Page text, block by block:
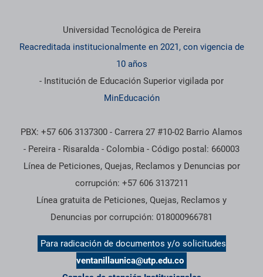
Información institucional
Universidad Tecnológica de Pereira
Reacreditada institucionalmente en 2021, con vigencia de
10 años
- Institución de Educación Superior vigilada por
MinEducación
PBX: +57 606 3137300 - Carrera 27 #10-02 Barrio Alamos
- Pereira - Risaralda - Colombia - Código postal: 660003
Línea de Peticiones, Quejas, Reclamos y Denuncias por
corrupción: +57 606 3137211
Línea gratuita de Peticiones, Quejas, Reclamos y
Denuncias por corrupción: 018000966781
Para radicación de documentos y/o solicitudes
ventanillaunica@utp.edu.co